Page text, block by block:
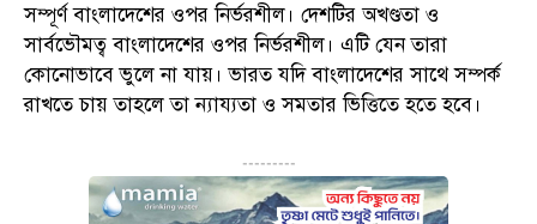
সম্পূর্ণ বাংলাদেশের ওপর নির্ভরশীল। দেশটির অখণ্ডতা ও
সার্বভৌমত্ব বাংলাদেশের ওপর নির্ভরশীল। এটি যেন তারা
কোনোভাবে ভুলে না যায়। ভারত যদি বাংলাদেশের সাথে সম্পর্ক
রাখতে চায় তাহলে তা ন্যায্যতা ও সমতার ভিত্তিতে হতে হবে।
---------